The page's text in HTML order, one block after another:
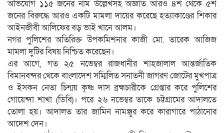
অভিযোগ ১১৫ জনের নাম উল্লেখসহ অজ্ঞাত আরও ৪শ থেকে ৫শ
জনের বিরুদ্ধে আরও একটি মামলা দায়ের করেছে হত্যাকাণ্ডের শিকার
আইনজীবী আলিফের বড় ভাই খানে আলম।
নগর পুলিশের অতিরিক্ত উপকমিশনার কাজী মো. তারেক আজিজ
মামলা দুটির বিষয় নিশ্চিত করেছেন।
এর আগে, গত ২৫ নভেম্বর রাজধানীর শাহজালাল আন্তর্জাতিক
বিমানবন্দর থেকে বাংলাদেশ সম্মিলিত সনাতনী জাগরণ জোটের মুখপাত্র
ও ইসকন নেতা চিন্ময় কৃষ্ণ দাস ব্রহ্মচারীকে গ্রেপ্তার করে পুলিশের
গোয়েন্দা শাখা (ডিবি)। পরে ২৬ নভেম্বর তাকে চট্টগ্রামের আদালতে
তোলা হয়। আদালত তার জামিন নামঞ্জুর করে কারাগারে পাঠানোর
আদেশ দেন।